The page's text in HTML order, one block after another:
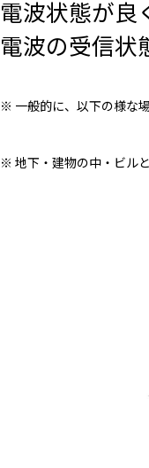
電波状態が良
電波の受信状
※ 一般的に、以下の様な
※ 地下・建物の中・ビル